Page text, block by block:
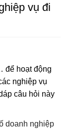
vụ đi
để hoạt động
nghiệp vụ
câu hỏi này